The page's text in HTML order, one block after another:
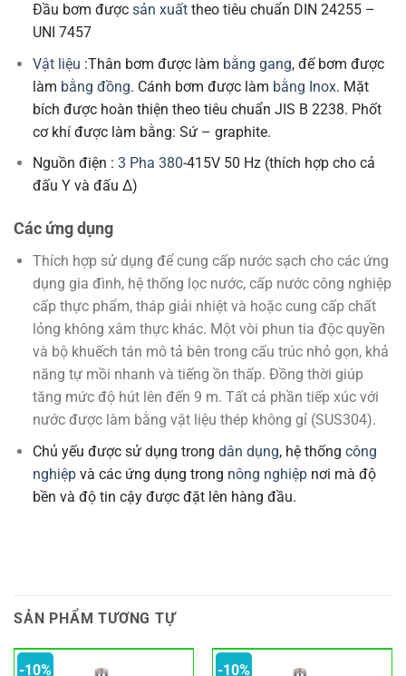
Đầu bơm được sản xuấttheo tiêu chuẩn DIN 24255 –
UNI 7457
Vật liệu :Thân bơm được làm bằng gang, đế bơm được
làm bằng đồng. Cánh bơm được làm bằng Inox. Mặt
bích được hoàn thiện theo tiêu chuẩn JIS B 2238. Phốt
cơ khí được làm bằng: Sứ – graphite.
Nguồn điện : 3 Pha 380-415V 50 Hz (thích hợp cho cả
đấu Y và đấu Δ)
Các ứng dụng
Thích hợp sử dụng để cung cấp nước sạch cho các ứng
dụng gia đình, hệ thống lọc nước, cấp nước công nghiệp
cấp thực phẩm, tháp giải nhiệt và hoặc cung cấp chất
lỏng không xâm thực khác. Một vòi phun tia độc quyền
và bộ khuếch tán mô tả bên trong cấu trúc nhỏ gọn, khả
năng tự mồi nhanh và tiếng ồn thấp. Đồng thời giúp
tăng mức độ hút lên đến 9 m. Tất cả phần tiếp xúc với
nước được làm bằng vật liệu thép không gỉ (SUS304).
Chủ yếu được sử dụng trong dân dụng, hệ thống công
nghiệpvà các ứng dụng trong nông nghiệpnơi mà độ
bền và độ tin cậy được đặt lên hàng đầu.
SẢN PHẨM TƯƠNG TỰ
-10% -10%